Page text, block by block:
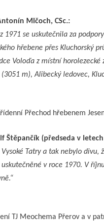
Mlčoch, CSc.:
1971 se uskutečnila za
hřebene přes Kluchorský
Voloďa z místní
m), Alibecký ledovec,
Přechod hřebenem
Štěpančík (předseda v letech
Tatry a tak nebylo
v roce 1970. V
TJ Meochema Přerov a v